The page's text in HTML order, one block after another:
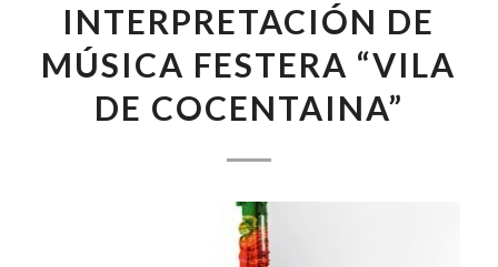
INTERPRETACIÓN DE
MÚSICA FESTERA “VILA
DE COCENTAINA”